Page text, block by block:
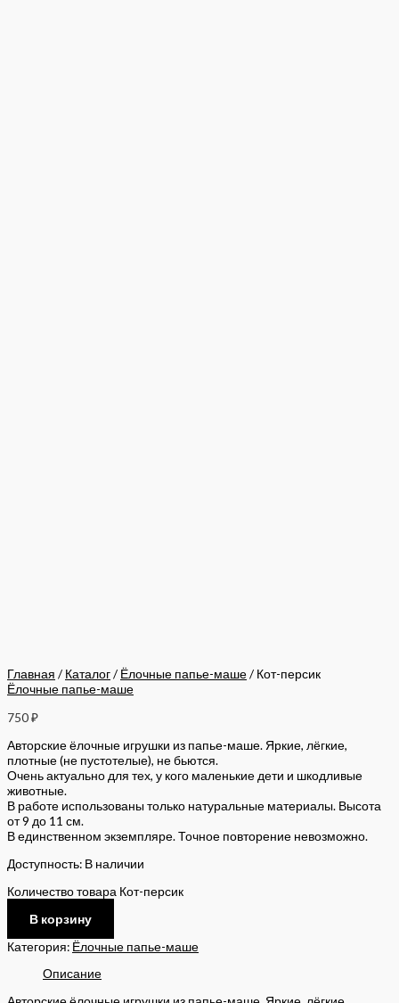
Главная / Каталог/ Ёлочные папье-маше/ Кот-персик
Ёлочные папье-маше
750₽
Авторские ёлочные игрушки из папье-маше. Яркие, лёгкие,
плотные (не пустотелые), не бьются.
Очень актуально для тех, у кого маленькие дети и шкодливые
животные.
В работе использованы только натуральные материалы. Высота
от 9 до 11 см.
В единственном экземпляре. Точное повторение невозможно.
Доступность: В наличии
Количество товара Кот-персик
В корзину
Категория: Ёлочные папье-маше
Описание